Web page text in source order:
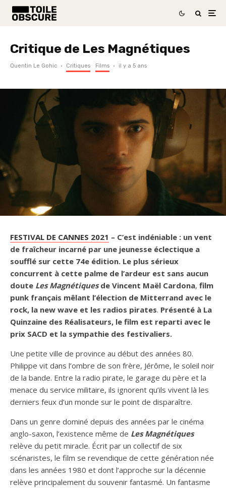
Critique de Les Magnétiques
Quentin Le Gohic · Critiques Films · il y a 5 ans
FESTIVAL DE CANNES 2021 – C’est indéniable : un vent
de fraîcheur incarné par une jeunesse éclectique a
soufflé sur cette 74e édition. Le plus sérieux
concurrent à cette palme de l’ardeur est sans aucun
doute Les Magnétiquesde Vincent Maël Cardona, film
punk français mêlant l’élection de Mitterrand avec le
rock, la new wave et les radios pirates. Présenté à La
Quinzaine des Réalisateurs, le film est reparti avec le
prix SACD et la sympathie des festivaliers.
Une petite ville de province au début des années 80.
Philippe vit dans l’ombre de son frère, Jérôme, le soleil noir
de la bande. Entre la radio pirate, le garage du père et la
menace du service militaire, ils ignorent qu’ils vivent là les
derniers feux d’un monde sur le point de disparaître.
Dans un genre dominé depuis des années par le cinéma
anglo-saxon, l’existence même de Les Magnétiques
relève du petit miracle. Écrit par un collectif de six
scénaristes, le film se revendique de cette génération née
dans les années 1980 et dont l’approche sur la décennie
relève principalement du souvenir fantasmé. Un fantasme